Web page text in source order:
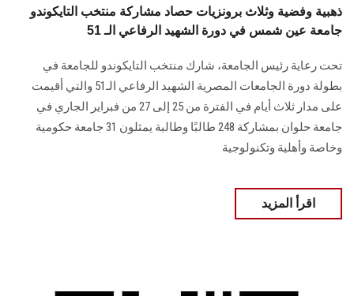
ذهبية وفضية وثلاث برونزيات حصاد مشاركة منتخب التايكوندو
جامعة عين شمس في دورة الشهيد الرفاعي الـ 51
تحت رعاية رئيس الجامعة، ‏شارك منتخب التايكوندو للجامعة في
بطولة دورة الجامعات المصرية الشهيد الرفاعي ‏الـ51 والتي أقيمت
على مدار ثلاث أيام في الفترة من 25 إلى 27 من فبراير الجاري في
‏جامعة حلوان بمشاركة 248 طالبًا وطالبة يمثلون 31 جامعة حكومية
وخاصة وأهلية ‏وتكنولوجية‎ ‎
اقرأ المزيد